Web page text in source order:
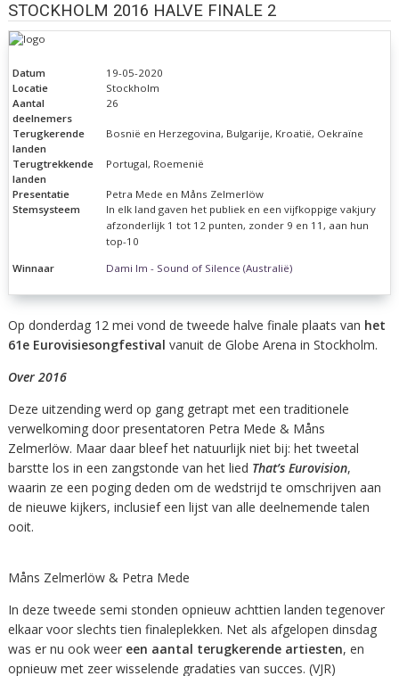
STOCKHOLM 2016 HALVE FINALE 2
Datum
19-05-2020
Locatie
Stockholm
Aantal
deelnemers
26
Terugkerende
landen
Bosnië en Herzegovina, Bulgarije, Kroatië, Oekraïne
Terugtrekkende
landen
Portugal, Roemenië
Presentatie
Petra Mede en Måns Zelmerlöw
Stemsysteem
In elk land gaven het publiek en een vijfkoppige vakjury
afzonderlijk 1 tot 12 punten, zonder 9 en 11, aan hun
top-10
Winnaar
Dami Im - Sound of Silence (Australië)
Op donderdag 12 mei vond de tweede halve finale plaats van het
61e Eurovisiesongfestival vanuit de Globe Arena in Stockholm.
Over 2016
Deze uitzending werd op gang getrapt met een traditionele
verwelkoming door presentatoren Petra Mede & Måns
Zelmerlöw. Maar daar bleef het natuurlijk niet bij: het tweetal
barstte los in een zangstonde van het lied That’s Eurovision,
waarin ze een poging deden om de wedstrijd te omschrijven aan
de nieuwe kijkers, inclusief een lijst van alle deelnemende talen
ooit.
Måns Zelmerlöw & Petra Mede
In deze tweede semi stonden opnieuw achttien landen tegenover
elkaar voor slechts tien finaleplekken. Net als afgelopen dinsdag
was er nu ook weer een aantal terugkerende artiesten, en
opnieuw met zeer wisselende gradaties van succes. (VJR)